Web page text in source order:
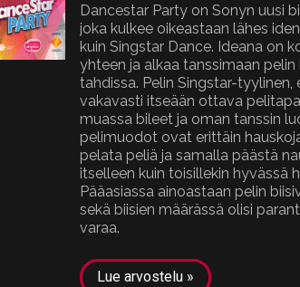
Dancestar Party on Sonyn uusi
joka kulkee oikeastaan lähes
kuin Singstar Dance. Ideana on
yhteen ja alkaa tanssimaan pelin
tahdissa. Pelin Singstar-tyylinen,
vakavasti itseään ottava
muassa bileet ja oman tanssin
pelimuodot ovat erittäin
pelata peliä ja samalla päästä
itselleen kuin toisillekin hyvässä
Pääasiassa ainoastaan pelin
sekä biisien määrässä olisi
varaa.
Lue arvostelu »